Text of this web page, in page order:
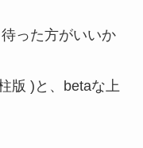
った方がいいか
版 )と、betaな上